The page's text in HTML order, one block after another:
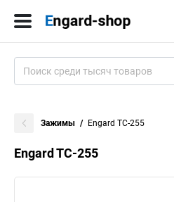
Зажимы Engard TC-255
Engard TC-255